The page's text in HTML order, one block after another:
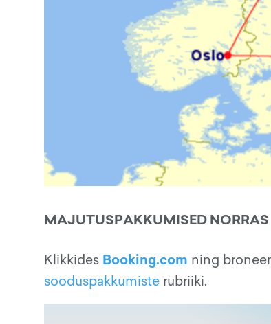
MAJUTUSPAKKUMISED NORRAS
Klikkides Booking.com ning
sooduspakkumiste rubriiki.